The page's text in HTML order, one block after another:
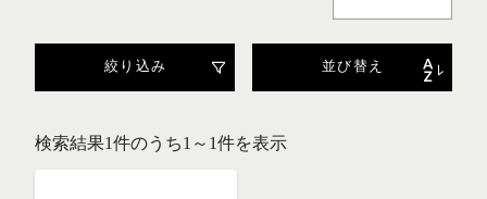
絞り込み 並び替え
検索結果1件のうち1～1件を表示